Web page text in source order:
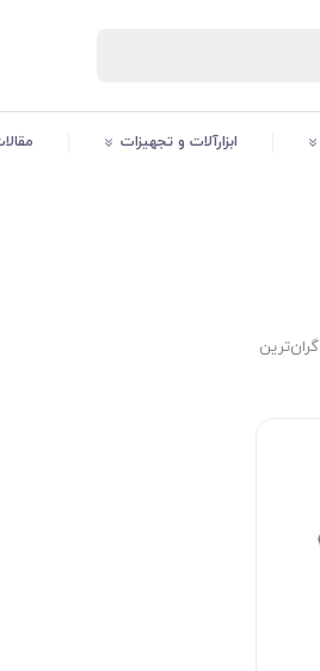
ابزارآلات و تجهیزات
گران‌ترین